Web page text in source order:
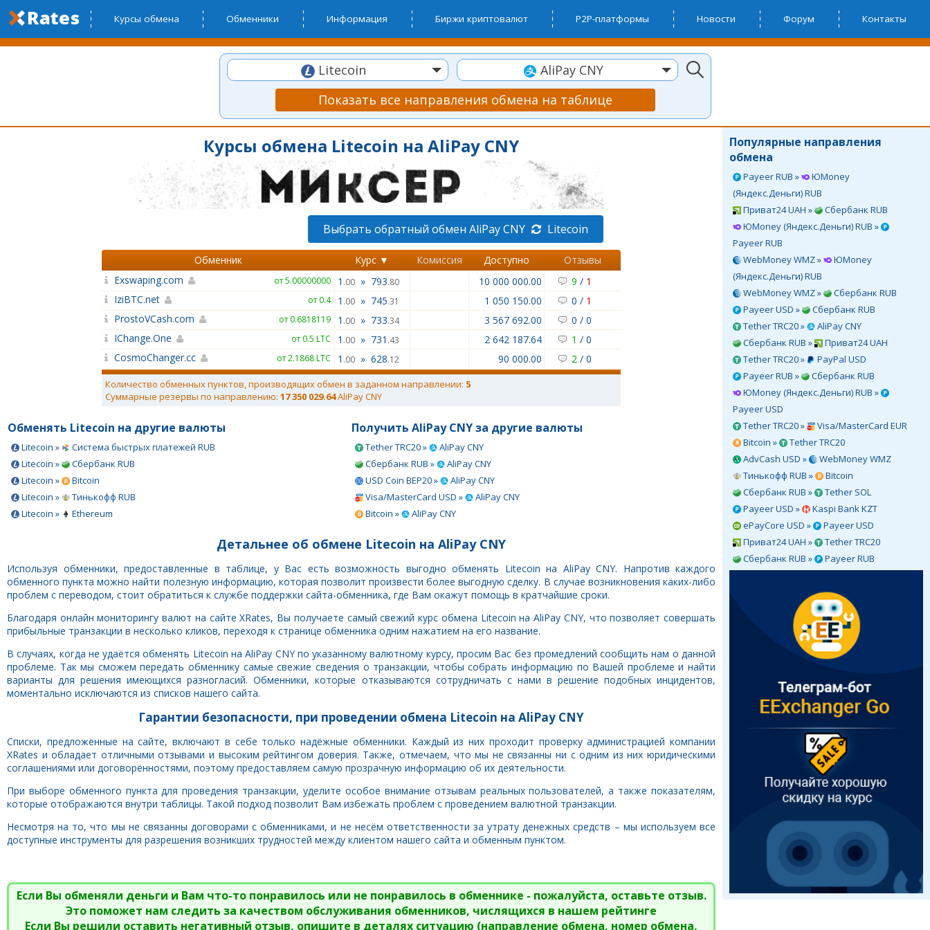
Курсы обмена Обменники Информация Биржи криптовалют P2P-платформы Новости Форум Контакты
Litecoin
AliPay CNY
Показать все направления обмена на таблице
Популярные направления
обмена
Payeer RUB »
ЮMoney
(Яндекс.Деньги) RUB
Приват24 UAH »
Сбербанк RUB
ЮMoney (Яндекс.Деньги) RUB »
Payeer RUB
WebMoney WMZ »
ЮMoney
(Яндекс.Деньги) RUB
WebMoney WMZ »
Сбербанк RUB
Payeer USD »
Сбербанк RUB
Tether TRC20 »
AliPay CNY
Сбербанк RUB »
Приват24 UAH
Tether TRC20 »
PayPal USD
Payeer RUB »
Сбербанк RUB
ЮMoney (Яндекс.Деньги) RUB »
Payeer USD
Tether TRC20 »
Visa/MasterCard EUR
Bitcoin »
Tether TRC20
AdvCash USD »
WebMoney WMZ
Тинькофф RUB »
Bitcoin
Сбербанк RUB »
Tether SOL
Payeer USD »
Kaspi Bank KZT
ePayCore USD »
Payeer USD
Приват24 UAH »
Tether TRC20
Сбербанк RUB »
Payeer RUB
Курсы обмена Litecoin на AliPay CNY
Выбрать обратный обмен AliPay CNY Litecoin
Обменник Курс ▼ Комиссия Доступно
Отзывы
Exswaping.com
от 5.00000000 1 .00 » 793.80 10 000 000.00 9 / 1
IziBTC.net
от 0.4 1 .00 » 745.31 1 050 150.00 0 / 1
ProstoVCash.com
от 0.6818119 1 .00 » 733.34 3 567 692.00 0 / 0
IChange.One
от 0.5 LTC 1 .00 » 731 .43 2 642 187.64 1 / 0
CosmoChanger.cc
от 2.1868 LTC 1 .00 » 628.12 90 000.00 2 / 0
Количество обменных пунктов, производящих обмен в заданном направлении: 5
Суммарные резервы по направлению: 17 350 029.64AliPay CNY
Обменять Litecoin на другие валюты
Litecoin »
Система быстрых платежей RUB
Litecoin »
Сбербанк RUB
Litecoin »
Bitcoin
Litecoin »
Тинькофф RUB
Litecoin »
Ethereum
Получить AliPay CNY за другие валюты
Tether TRC20 »
AliPay CNY
Сбербанк RUB »
AliPay CNY
USD Coin BEP20 »
AliPay CNY
Visa/MasterCard USD »
AliPay CNY
Bitcoin »
AliPay CNY
Детальнее об обмене Litecoin на AliPay CNY
Используя обменники, предоставленные в таблице, у Вас есть возможность выгодно обменять Litecoin на AliPay CNY. Напротив каждого
обменного пункта можно найти полезную информацию, которая позволит произвести более выгодную сделку. В случае возникновения каких-либо
проблем с переводом, стоит обратиться к службе поддержки сайта-обменника, где Вам окажут помощь в кратчайшие сроки.
Благодаря онлайн мониторингу валют на сайте XRates, Вы получаете самый свежий курс обмена Litecoin на AliPay CNY, что позволяет совершать
прибыльные транзакции в несколько кликов, переходя к странице обменника одним нажатием на его название.
В случаях, когда не удаётся обменять Litecoin на AliPay CNY по указанному валютному курсу, просим Вас без промедлений сообщить нам о данной
проблеме. Так мы сможем передать обменнику самые свежие сведения о транзакции, чтобы собрать информацию по Вашей проблеме и найти
варианты для решения имеющихся разногласий. Обменники, которые отказываются сотрудничать с нами в решение подобных инцидентов,
моментально исключаются из списков нашего сайта.
Гарантии безопасности, при проведении обмена Litecoin на AliPay CNY
Списки, предложенные на сайте, включают в себе только надёжные обменники. Каждый из них проходит проверку администрацией компании
XRates и обладает отличными отзывами и высоким рейтингом доверия. Также, отмечаем, что мы не связанны ни с одним из них юридическими
соглашениями или договорённостями, поэтому предоставляем самую прозрачную информацию об их деятельности.
При выборе обменного пункта для проведения транзакции, уделите особое внимание отзывам реальных пользователей, а также показателям,
которые отображаются внутри таблицы. Такой подход позволит Вам избежать проблем с проведением валютной транзакции.
Несмотря на то, что мы не связанны договорами с обменниками, и не несём ответственности за утрату денежных средств – мы используем все
доступные инструменты для разрешения возникших трудностей между клиентом нашего сайта и обменным пунктом.
Если Вы обменяли деньги и Вам что-то понравилось или не понравилось в обменнике - пожалуйста, оставьте отзыв.
Это поможет нам следить за качеством обслуживания обменников, числящихся в нашем рейтинге
Если Вы решили оставить негативный отзыв, опишите в деталях ситуацию (направление обмена, номер обмена,